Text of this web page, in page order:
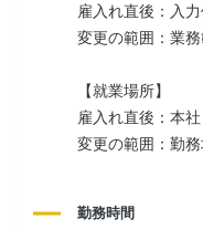
雇入れ直後：入
変更の範囲：業
【就業場所】
雇入れ直後：本社
変更の範囲：勤
勤務時間